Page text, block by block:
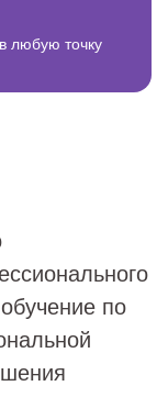
любую точку
по